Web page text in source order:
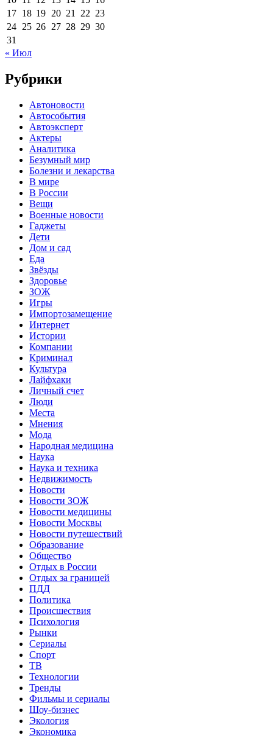
17 18 19 20 21 22 23
24 25 26 27 28 29 30
31
« Июл
Рубрики
Автоновости
Автособытия
Автоэксперт
Актеры
Аналитика
Безумный мир
Болезни и лекарства
В мире
В России
Вещи
Военные новости
Гаджеты
Дети
Дом и сад
Еда
Звёзды
Здоровье
ЗОЖ
Игры
Импортозамещение
Интернет
Истории
Компании
Криминал
Культура
Лайфхаки
Личный счет
Люди
Места
Мнения
Мода
Народная медицина
Наука
Наука и техника
Недвижимость
Новости
Новости ЗОЖ
Новости медицины
Новости Москвы
Новости путешествий
Образование
Общество
Отдых в России
Отдых за границей
ПДД
Политика
Происшествия
Психология
Рынки
Сериалы
Спорт
ТВ
Технологии
Тренды
Фильмы и сериалы
Шоу-бизнес
Экология
Экономика